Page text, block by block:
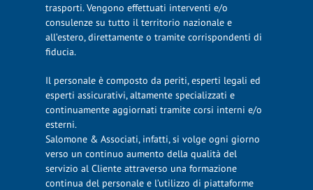
trasporti. Vengono effettuati interventi e/o
consulenze su tutto il territorio nazionale e
all’estero, direttamente o tramite corrispondenti di
fiducia.
Il personale è composto da periti, esperti legali ed
esperti assicurativi, altamente specializzati e
continuamente aggiornati tramite corsi interni e/o
esterni.
Salomone & Associati, infatti, si volge ogni giorno
verso un continuo aumento della qualità del
servizio al Cliente attraverso una formazione
continua del personale e l’utilizzo di piattaforme